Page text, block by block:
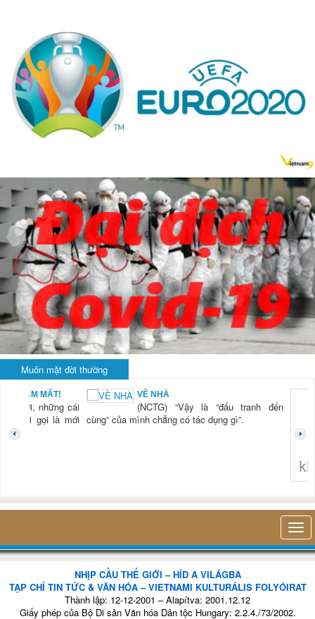
Muôn mặt đời thường
NAM MẤT!
“Xời, những cái
mới gọi là mới
VỀ NHÀ
(NCTG) “Vậy là “đấu tranh đến
cùng” của mình chẳng có tác dụng gì”.
NHỊP CẦU THẾ GIỚI – HÍD A VILÁGBA
TẠP CHÍ TIN TỨC & VĂN HÓA – VIETNAMI KULTURÁLIS FOLYÓIRAT
Thành lập: 12-12-2001 – Alapítva: 2001.12.12
Giấy phép của Bộ Di sản Văn hóa Dân tộc Hungary: 2.2.4./73/2002.